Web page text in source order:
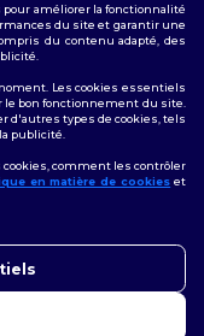
améliorer la fonctionnalité
du site et garantir une
du contenu adapté, des
Les cookies essentiels
le bon fonctionnement du site.
d'autres types de cookies, tels
publicité.
comment les contrôler
en matière de cookies et
à tout